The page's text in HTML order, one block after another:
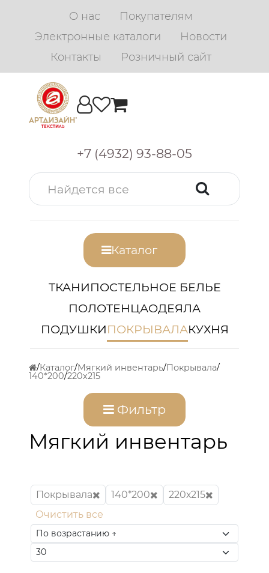
О нас
Покупателям
Электронные каталоги
Новости
Контакты
Розничный сайт
+7 (4932) 93-88-05
Каталог
ТКАНИПОСТЕЛЬНОЕ БЕЛЬЕ
ПОЛОТЕНЦАОДЕЯЛА
ПОДУШКИПОКРЫВАЛАКУХНЯ
Каталог Мягкий инвентарь Покрывала
140*200 220х215
Фильтр
Мягкий инвентарь
Покрывала 140*200
220х215
Очистить все